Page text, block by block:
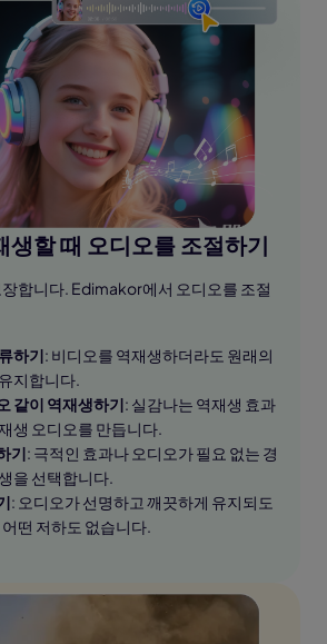
생할 때 오디오를 조절하기
합니다. Edimakor에서 오디오를 조절
하기: 비디오를 역재생하더라도 원래의
지합니다.
같이 역재생하기: 실감나는 역재생 효과
생 오디오를 만듭니다.
기: 극적인 효과나 오디오가 필요 없는 경
을 선택합니다.
: 오디오가 선명하고 깨끗하게 유지되도
떤 저하도 없습니다.